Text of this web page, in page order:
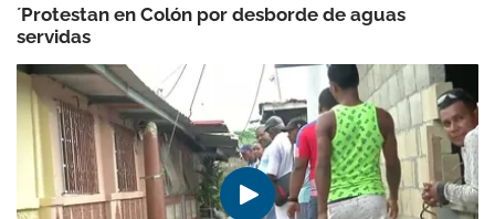
´Protestan en Colón por desborde de aguas
servidas